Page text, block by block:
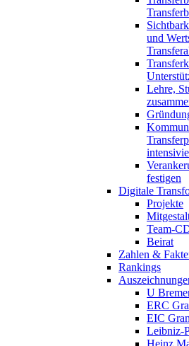
und
Lehre,
festigen
Digitale
Projekte
Team-
Beirat
Zahlen &
Rankings
U
ERC
EIC
Leibniz-
Heinz